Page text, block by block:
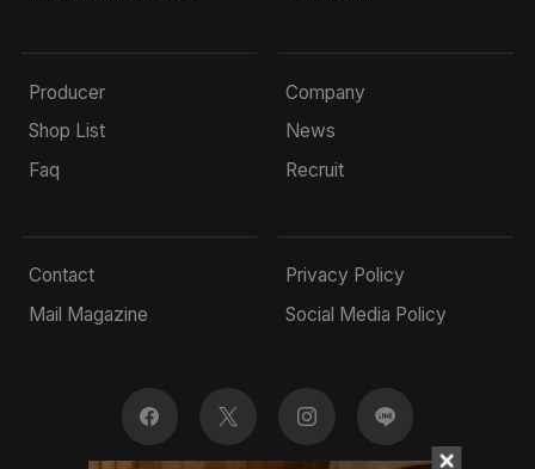
Producer
Shop List
Faq
Company
News
Recruit
Contact
Mail Magazine
Privacy Policy
Social Media Policy